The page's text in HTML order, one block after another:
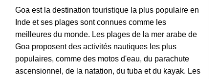
Goa est la destination touristique la plus populaire en
Inde et ses plages sont connues comme les
meilleures du monde. Les plages de la mer arabe de
Goa proposent des activités nautiques les plus
populaires, comme des motos d'eau, du parachute
ascensionnel, de la natation, du tuba et du kayak. Les